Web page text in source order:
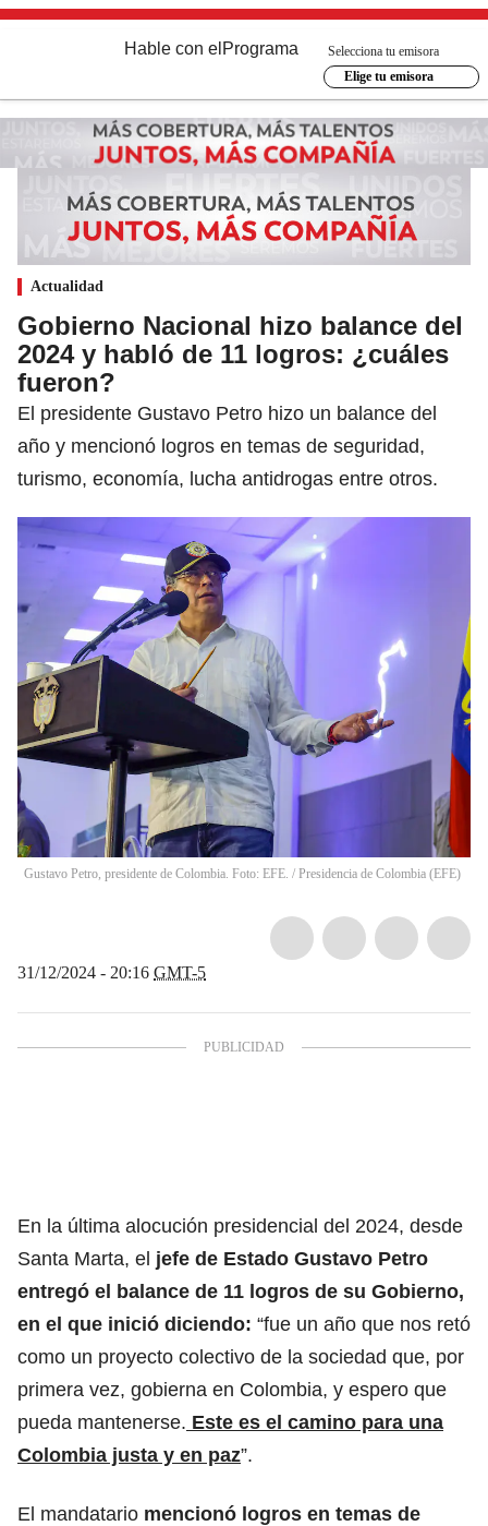
Hable con el Programa
Selecciona tu emisora
Elige tu emisora
Actualidad
Gobierno Nacional hizo balance del
2024 y habló de 11 logros: ¿cuáles
fueron?
El presidente Gustavo Petro hizo un balance del
año y mencionó logros en temas de seguridad,
turismo, economía, lucha antidrogas entre otros.
Gustavo Petro, presidente de Colombia. Foto: EFE. / Presidencia de Colombia (EFE)
31/12/2024 - 20:16 GMT-5
En la última alocución presidencial del 2024, desde
Santa Marta, el jefe de Estado Gustavo Petro
entregó el balance de 11 logros de su Gobierno,
en el que inició diciendo: “fue un año que nos retó
como un proyecto colectivo de la sociedad que, por
primera vez, gobierna en Colombia, y espero que
pueda mantenerse. Este es el camino para una
Colombia justa y en paz”.
El mandatario mencionó logros en temas de